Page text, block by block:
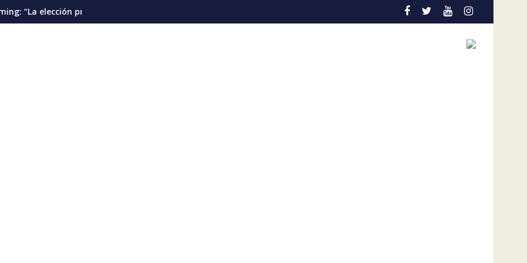
debería pautarse para diciembre de 2028”
Cáncer de pulmón en Venezuela: la detección temprana es la gran aliada para salvar vidas